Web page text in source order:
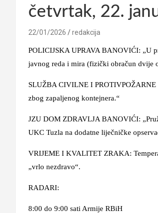
četvrtak, 22.
22/01/2026 redakcija
POLICIJSKA UPRAVA BANOVIĆI: „U
javnog reda i mira (fizički obračun dvije
SLUŽBA CIVILNE I PROTIVPOŽARNE
zbog zapaljenog kontejnera.“
JZU DOM ZDRAVLJA BANOVIĆI:
UKC Tuzla na dodatne liječničke
VRIJEME I KVALITET ZRAKA:
„vrlo nezdravo“.
RADARI:
8:00 do 9:00 sati Armije RBiH